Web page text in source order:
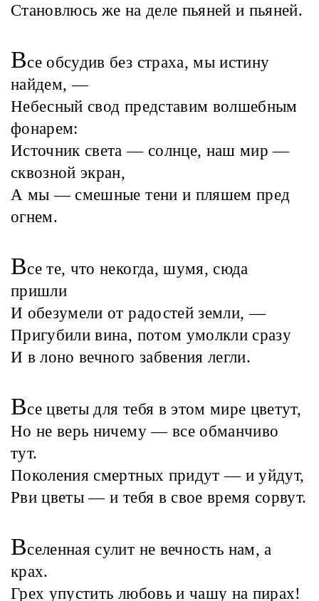
Становлюсь же на деле пьяней и пьяней.
Все обсудив без страха, мы истину
найдем, —
Небесный свод представим волшебным
фонарем:
Источник света — солнце, наш мир —
сквозной экран,
А мы — смешные тени и пляшем пред
огнем.
Все те, что некогда, шумя, сюда
пришли
И обезумели от радостей земли, —
Пригубили вина, потом умолкли сразу
И в лоно вечного забвения легли.
Все цветы для тебя в этом мире цветут,
Но не верь ничему — все обманчиво
тут.
Поколения смертных придут — и уйдут,
Рви цветы — и тебя в свое время сорвут.
Вселенная сулит не вечность нам, а
крах.
Грех упустить любовь и чашу на пирах!